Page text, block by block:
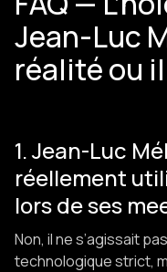
Jean-Luc
réalité ou
1. Jean-Luc
réellement
lors de ses
Non, il ne s’agissait
technologique strict,